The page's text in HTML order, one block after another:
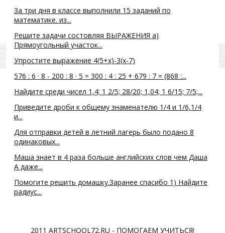
За три дня в классе выполнили 15 заданий по
математике. из...
Решите задачи состовляя ВЫРАЖЕНИЯ а)
Прямоугольный участок...
Упростите выражение 4(5+х)-3(х-7)
576 : 6 · 8 - 200 : 8 · 5 = 300 : 4 : 25 + 679 : 7 = (868 :...
Найдите среди чисел 1,4; 1 2/5; 28/20; 1,04; 1 6/15; 7/5;...
Приведите дроби к общему знаменателю 1/4 и 1/6,1/4
и...
Для отправки детей в летний лагерь было подано 8
одинаковых...
Маша знает в 4 раза больше английских слов чем Даша
А даже...
Помогите решить домашку.Заранее спасибо 1) Найдите
радиус...
2011 ARTSCHOOL72.RU - ПОМОГАЕМ УЧИТЬСЯ!